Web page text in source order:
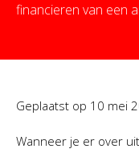
financieren van een
Geplaatst op 10 mei
Wanneer je er over